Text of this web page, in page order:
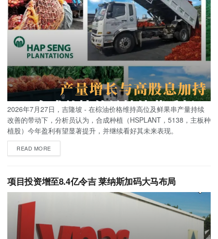
2026年7月27日，吉隆坡 - 在棕油价格维持高位及鲜果串产量持续
改善的带动下，分析员认为，合成种植（HSPLANT，5138，主板种
植股）今年盈利有望显著提升，并继续看好其未来表现。
READ MORE
项目投资增至8.4亿令吉 莱纳斯加码大马布局